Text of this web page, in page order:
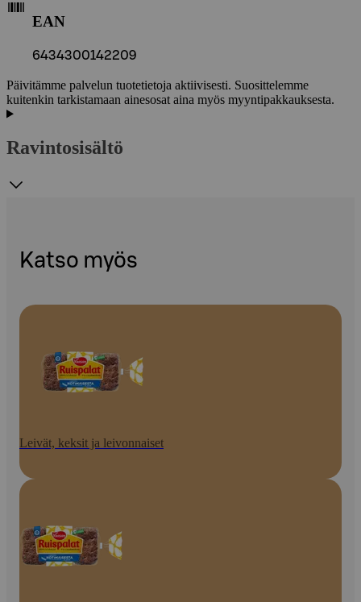
EAN
6434300142209
Päivitämme palvelun tuotetietoja aktiivisesti. Suosittelemme
kuitenkin tarkistamaan ainesosat aina myös myyntipakkauksesta.
Ravintosisältö
Katso myös
Leivät, keksit ja leivonnaiset